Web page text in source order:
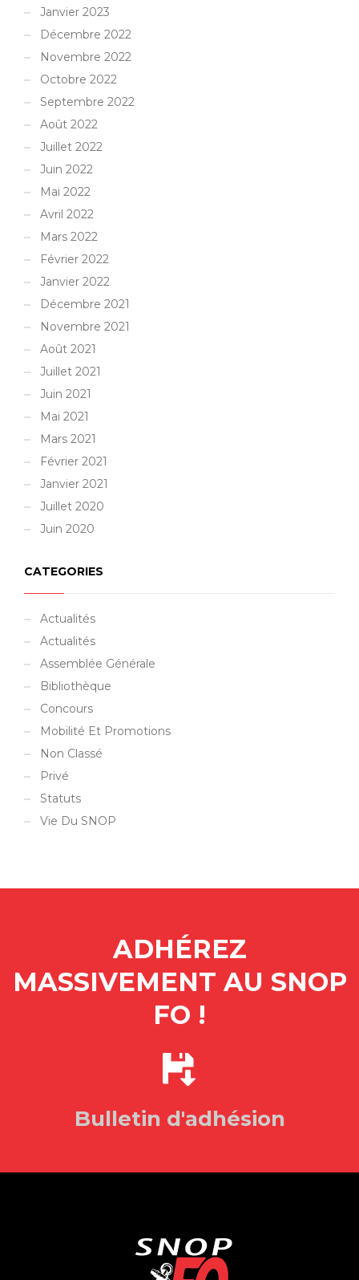
Janvier 2023
Décembre 2022
Novembre 2022
Octobre 2022
Septembre 2022
Août 2022
Juillet 2022
Juin 2022
Mai 2022
Avril 2022
Mars 2022
Février 2022
Janvier 2022
Décembre 2021
Novembre 2021
Août 2021
Juillet 2021
Juin 2021
Mai 2021
Mars 2021
Février 2021
Janvier 2021
Juillet 2020
Juin 2020
CATEGORIES
Actualités
Actualités
Assemblée Générale
Bibliothèque
Concours
Mobilité Et Promotions
Non Classé
Privé
Statuts
Vie Du SNOP
ADHÉREZ
MASSIVEMENT AU SNOP
FO !
Bulletin d'adhésion